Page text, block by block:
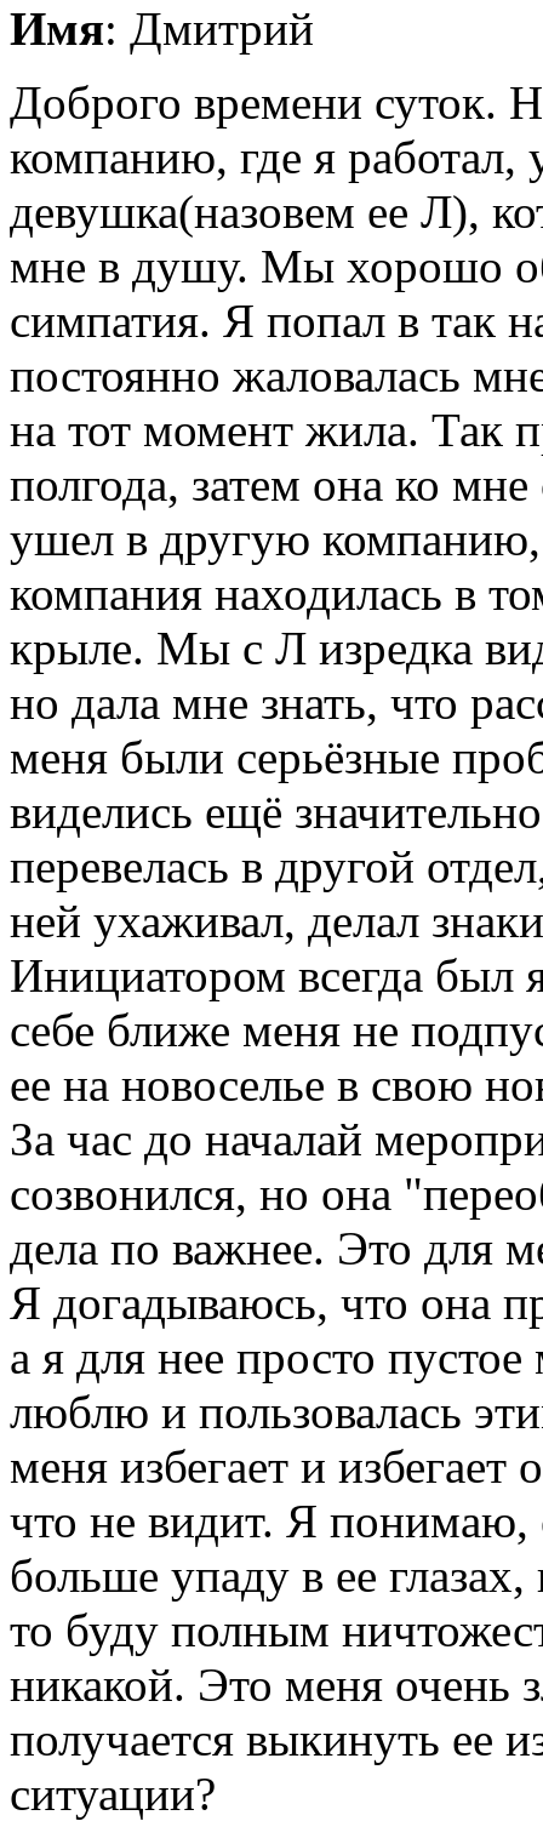
Имя: Дмитрий
Доброго времени суток.
компанию, где я работал,
девушка(назовем ее Л),
мне в душу. Мы хорошо
симпатия. Я попал в так
постоянно жаловалась
на тот момент жила. Так
полгода, затем она ко
ушел в другую
компания находилась в
крыле. Мы с Л изредка
но дала мне знать, что
меня были серьёзные
виделись ещё
перевелась в другой
ней ухаживал, делал
Инициатором всегда был
себе ближе меня не
ее на новоселье в свою
За час до началай
созвонился, но она
дела по важнее. Это для
Я догадываюсь, что она
а я для нее просто пустое
люблю и пользовалась
меня избегает и
что не видит. Я понимаю,
больше упаду в ее
то буду полным
никакой. Это меня очень
получается выкинуть ее
ситуации?